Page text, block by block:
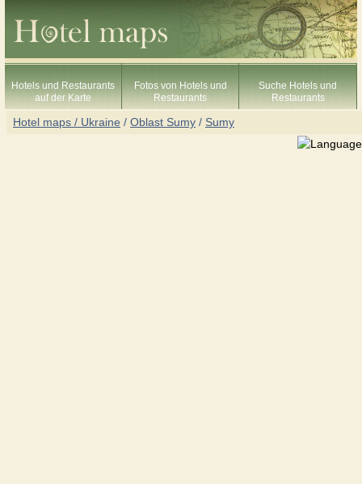
Hotels und Restaurants
auf der Karte
Fotos von Hotels und
Restaurants
Suche Hotels und
Restaurants
Hotel maps / Ukraine / Oblast Sumy / Sumy